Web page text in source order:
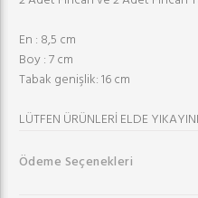
En : 8,5 cm
Boy : 7 cm
Tabak genişlik: 16 cm
LÜTFEN ÜRÜNLERİ ELDE
Ödeme Seçenekleri